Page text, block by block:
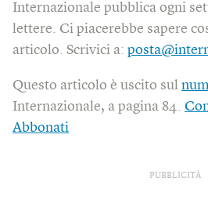
Internazionale pubblica ogni
lettere. Ci piacerebbe sapere
articolo. Scrivici a:
Questo articolo è uscito sul
Internazionale, a pagina 84.
Abbonati
PUBBLICITÀ